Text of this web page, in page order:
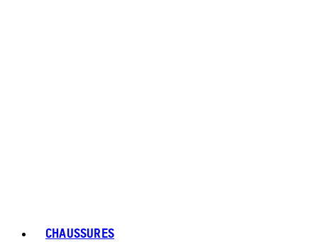
CHAUSSURES